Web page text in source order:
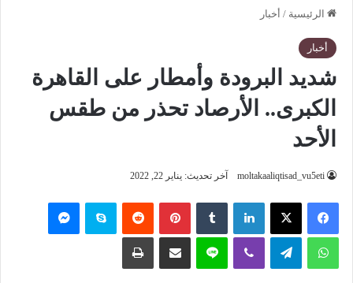
الرئيسية / أخبار
أخبار
شديد البرودة وأمطار على القاهرة
الكبرى.. الأرصاد تحذر من طقس
الأحد
moltakaaliqtisad_vu5eti آخر تحديث: يناير 22, 2022
فيسبوك ‫X لينكدإن بينتيريست سكايب
واتساب تيلقرام لاين